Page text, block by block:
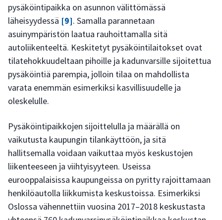
pysäköintipaikka on asunnon välittömässä
läheisyydessä [9]. Samalla parannetaan
asuinympäristön laatua rauhoittamalla sitä
autoliikenteeltä. Keskitetyt pysäköintilaitokset ovat
tilatehokkuudeltaan pihoille ja kadunvarsille sijoitettua
pysäköintiä parempia, jolloin tilaa on mahdollista
varata enemmän esimerkiksi kasvillisuudelle ja
oleskelulle.
Pysäköintipaikkojen sijoittelulla ja määrällä on
vaikutusta kaupungin tilankäyttöön, ja sitä
hallitsemalla voidaan vaikuttaa myös keskustojen
liikenteeseen ja viihtyisyyteen. Useissa
eurooppalaisissa kaupungeissa on pyritty rajoittamaan
henkilöautolla liikkumista keskustoissa. Esimerkiksi
Oslossa vähennettiin vuosina 2017–2018 keskustasta